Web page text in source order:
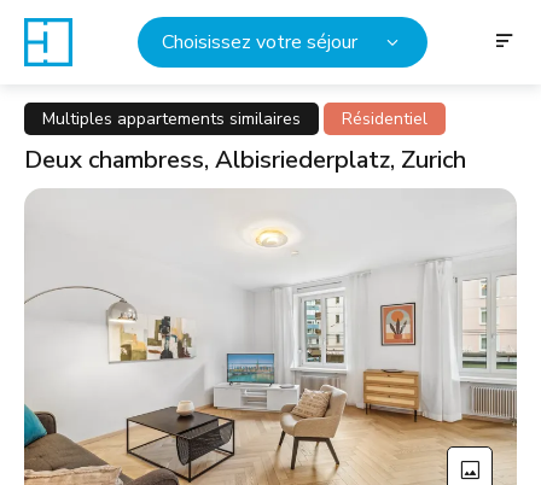
Choisissez votre séjour
Multiples appartements similaires Résidentiel
Deux chambress, Albisriederplatz, Zurich